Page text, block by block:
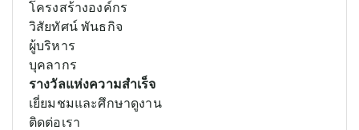
โครงสร้างองค์กร
วิสัยทัศน์ พันธกิจ
ผู้บริหาร
บุคลากร
รางวัลแห่งความสำเร็จ
เยี่ยมชมและศึกษาดูงาน
ติดต่อเรา